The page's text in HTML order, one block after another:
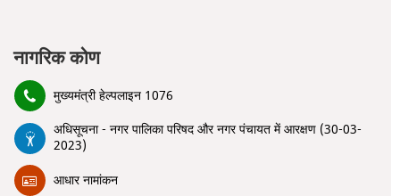
नागरिक कोण
मुख्यमंत्री हेल्पलाइन 1076
अधिसूचना - नगर पालिका परिषद और नगर पंचायत में आरक्षण (30-03-
2023)
आधार नामांकन